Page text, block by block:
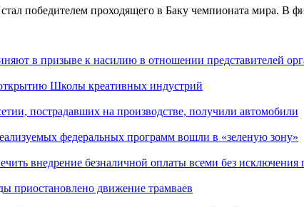
победителем проходящего в Баку чемпионата мира.
в призыве к насилию в отношении представителей
Школы креативных индустрий
пострадавших на производстве, получили автомобили
федеральных программ вошли в «зеленую зону»
внедрение безналичной оплаты всеми без исключения
приостановлено движение трамваев